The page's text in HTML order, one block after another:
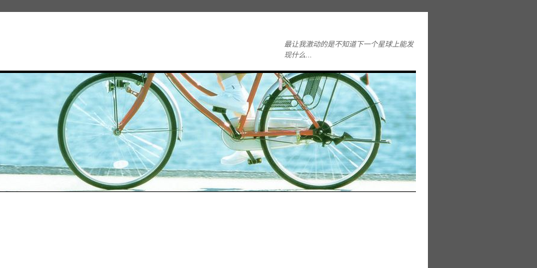
最让我激动的是不知道下一个星球上能发
现什么…